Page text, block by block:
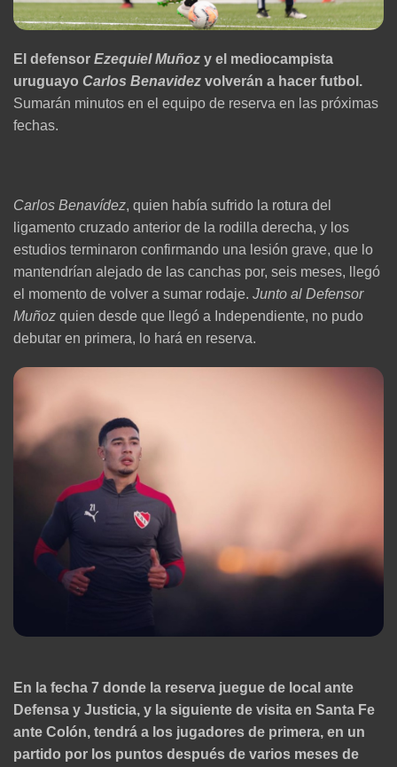
El defensor Ezequiel Muñoz y el mediocampista
uruguayo Carlos Benavidez volverán a hacer futbol.
Sumarán minutos en el equipo de reserva en las próximas
fechas.
Carlos Benavídez, quien había sufrido la rotura del
ligamento cruzado anterior de la rodilla derecha, y los
estudios terminaron confirmando una lesión grave, que lo
mantendrían alejado de las canchas por, seis meses, llegó
el momento de volver a sumar rodaje. Junto al Defensor
Muñoz quien desde que llegó a Independiente, no pudo
debutar en primera, lo hará en reserva.
En la fecha 7 donde la reserva juegue de local ante
Defensa y Justicia, y la siguiente de visita en Santa Fe
ante Colón, tendrá a los jugadores de primera, en un
partido por los puntos después de varios meses de